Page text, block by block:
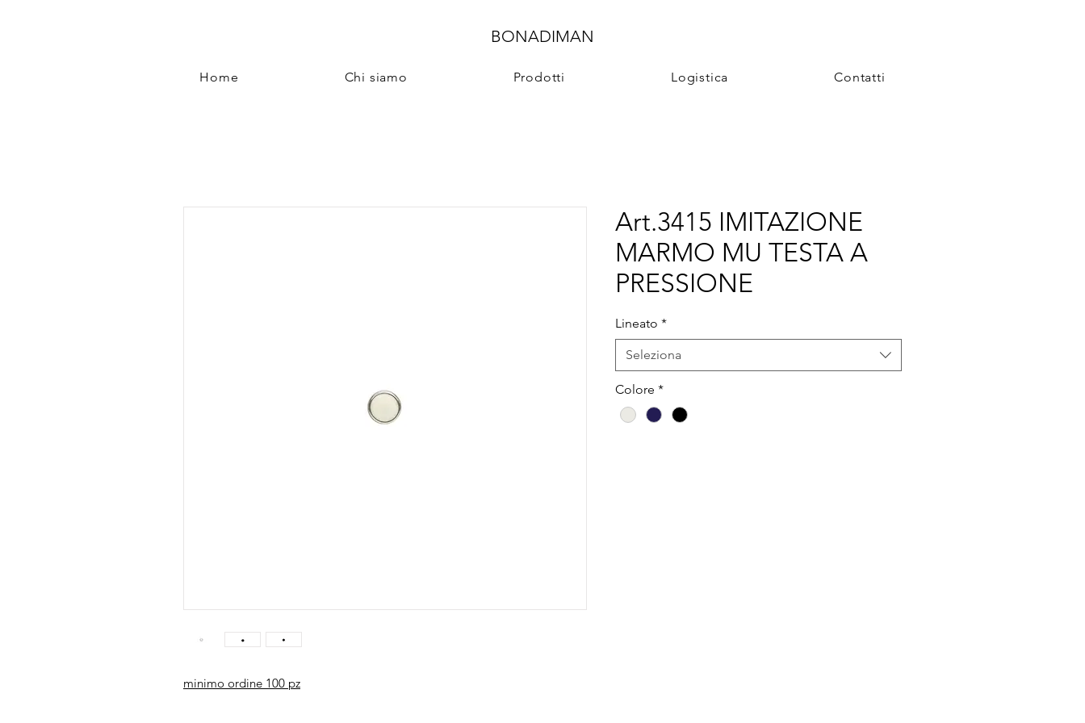
BONADIMAN
Home Chi siamo Prodotti Logistica Contatti
minimo ordine 100 pz
Art.3415 IMITAZIONE
MARMO MU TESTA A
PRESSIONE
Lineato *
Seleziona
Colore *